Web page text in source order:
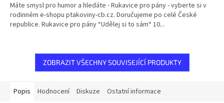
Máte smysl pro humor a hledáte - Rukavice pro pány - vyberte si v
rodinném e-shopu ptakoviny-cb.cz. Doručujeme po celé České
republice. Rukavice pro pány “Udělej si to sám“ 10...
ZOBRAZIT VŠECHNY SOUVISEJÍCÍ PRODUKTY
Popis Hodnocení Diskuze Ostatní informace